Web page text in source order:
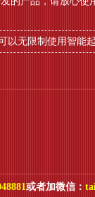
制使用智能起名了
或者加微信：